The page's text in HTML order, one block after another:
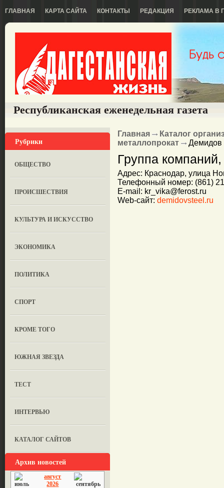
ГЛАВНАЯ КАРТА САЙТА КОНТАКТЫ РЕДАКЦИЯ РЕКЛАМА В
Республиканская еженедельная газета
Рубрики
ОБЩЕСТВО
ПРОИСШЕСТВИЯ
КУЛЬТУРА И ИСКУССТВО
ЭКОНОМИКА
ПОЛИТИКА
СПОРТ
КРОМЕ ТОГО
ЮЖНАЯ ЗВЕЗДА
ТЕСТ
ИНТЕРВЬЮ
КАТАЛОГ САЙТОВ
Архив новостей
август
2026
Главная
Каталог
металлопрокат
Демидов
Группа
Адрес: Краснодар, улица
Телефонный номер: (861)
E-mail: kr_vika@ferost.ru
Web-сайт: demidovsteel.ru